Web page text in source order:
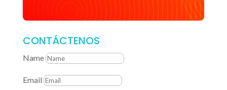
CONTÁCTENOS
Name
Email